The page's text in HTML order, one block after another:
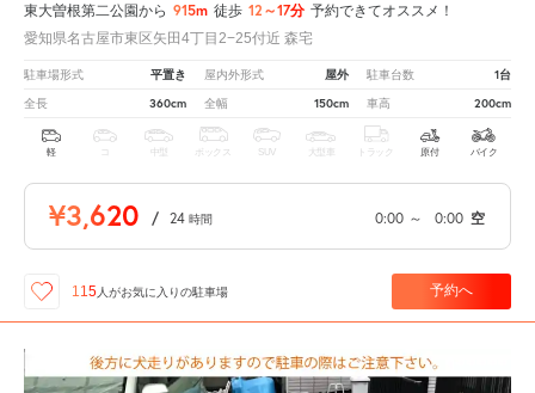
東大曽根第二公園から 915m 徒歩 12～17分 予約できてオススメ！
愛知県名古屋市東区矢田4丁目2−25付近 森宅
駐車場形式 平置き 屋内外形式 屋外 駐車台数 1台
全長 360cm 全幅 150cm 車高 200cm
軽 中型 ボックス SUV 大型車 トラック 原付 バイク
¥3,620 / 24 時間 0:00 ～ 0:00 空
115 人がお気に入りの駐車場 予約へ